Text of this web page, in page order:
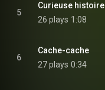
5
Curieuse histoire
26 plays 1:08
6
Cache-cache
27 plays 0:34